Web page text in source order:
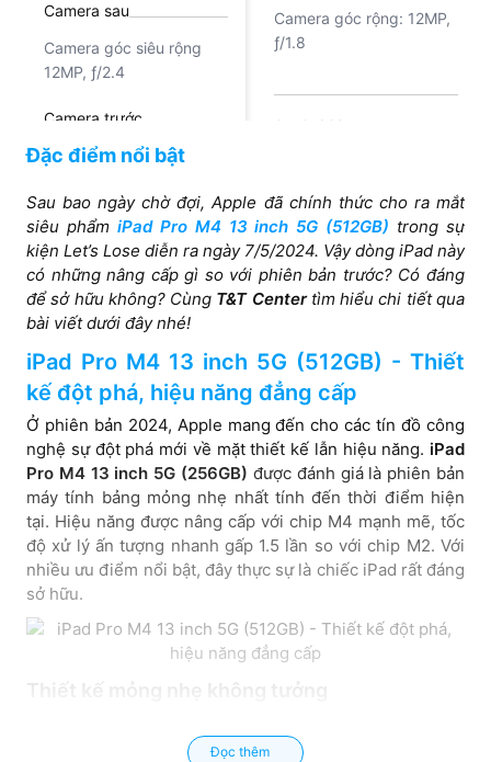
Camera sau
Camera góc siêu rộng
12MP, ƒ/2.4
Camera trước
Camera góc rộng: 12MP,
Chipset
Apple M4
Camera góc rộng: 12MP,
ƒ/1.8
Apple M4
Đặc điểm nổi bật
Sau bao ngày chờ đợi, Apple đã chính thức cho ra mắt
siêu phẩm iPad Pro M4 13 inch 5G (512GB) trong sự
kiện Let’s Lose diễn ra ngày 7/5/2024. Vậy dòng iPad này
có những nâng cấp gì so với phiên bản trước? Có đáng
để sở hữu không? Cùng T&T Centertìm hiểu chi tiết qua
bài viết dưới đây nhé!
iPad Pro M4 13 inch 5G (512GB) - Thiết
kế đột phá, hiệu năng đẳng cấp
Ở phiên bản 2024, Apple mang đến cho các tín đồ công
nghệ sự đột phá mới về mặt thiết kế lẫn hiệu năng. iPad
Pro M4 13 inch 5G (256GB) được đánh giá là phiên bản
máy tính bảng mỏng nhẹ nhất tính đến thời điểm hiện
tại. Hiệu năng được nâng cấp với chip M4 mạnh mẽ, tốc
độ xử lý ấn tượng nhanh gấp 1.5 lần so với chip M2. Với
nhiều ưu điểm nổi bật, đây thực sự là chiếc iPad rất đáng
sở hữu.
Thiết kế mỏng nhẹ không tưởng
mặt thiết kế của các thế hệ iPad Pro. Đây là phiên bản
Đọc thêm